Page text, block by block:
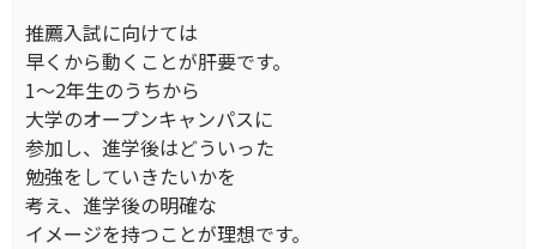
推薦入試に向けては
早くから動くことが肝要です。
1～2年生のうちから
大学のオープンキャンパスに
参加し、進学後はどういった
勉強をしていきたいかを
考え、進学後の明確な
イメージを持つことが理想です。